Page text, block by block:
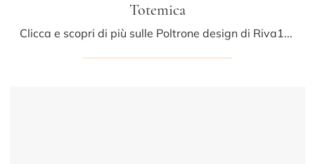
Totemica
Clicca e scopri di più sulle Poltrone design di Riva1920! Molteplici modelli in pelle, come Totemica, ti aspettano.